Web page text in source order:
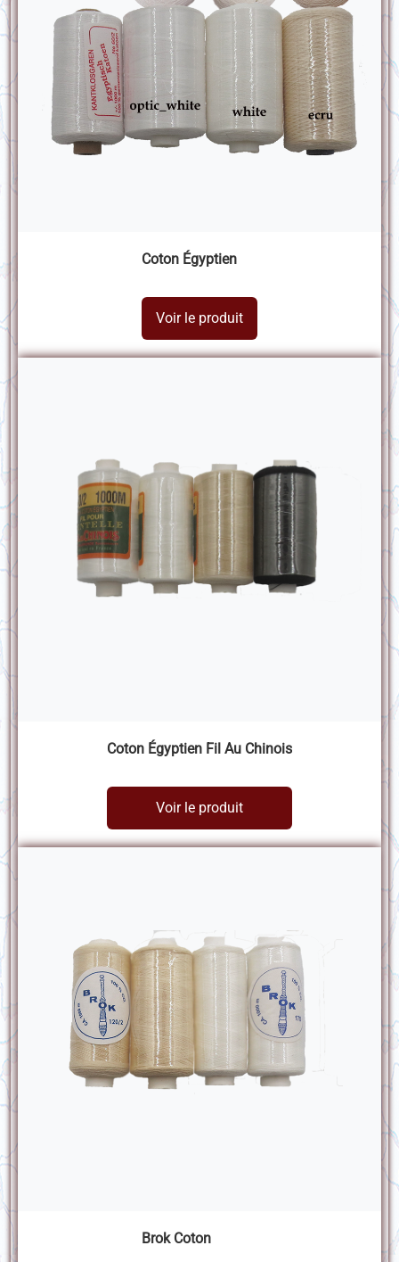
Coton Égyptien
Voir le produit
Coton Égyptien Fil Au Chinois
Voir le produit
Brok Coton